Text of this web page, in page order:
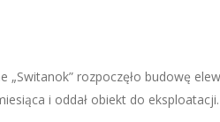
rozpoczęło budowę
i oddał obiekt do eksploatacji.